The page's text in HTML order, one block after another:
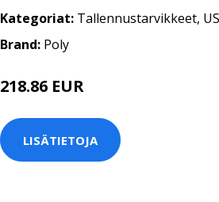
Kategoriat: Tallennustarvikkeet,
Brand: Poly
218.86 EUR
LISÄTIETOJA